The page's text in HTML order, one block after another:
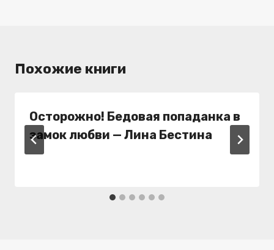
Похожие книги
Осторожно! Бедовая попаданка в
замок любви — Лина Бестина